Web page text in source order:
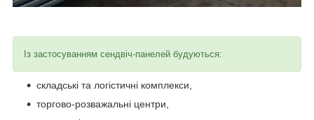
Із застосуванням сендвіч-панелей будуються:
складські та логістичні комплекси,
торгово-розважальні центри,